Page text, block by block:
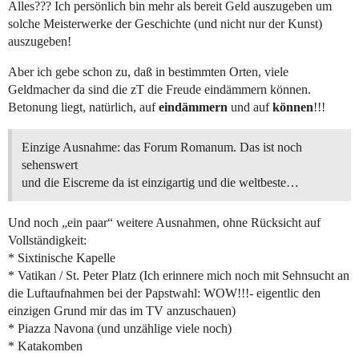
Alles??? Ich persönlich bin mehr als bereit Geld auszugeben um
solche Meisterwerke der Geschichte (und nicht nur der Kunst)
auszugeben!
Aber ich gebe schon zu, daß in bestimmten Orten, viele
Geldmacher da sind die zT die Freude eindämmern können.
Betonung liegt, natürlich, aufeindämmern und aufkönnen!!!
Einzige Ausnahme: das Forum Romanum. Das ist noch
sehenswert
und die Eiscreme da ist einzigartig und die weltbeste…
Und noch „ein paar“ weitere Ausnahmen, ohne Rücksicht auf
Vollständigkeit:
* Sixtinische Kapelle
* Vatikan / St. Peter Platz (Ich erinnere mich noch mit Sehnsucht an
die Luftaufnahmen bei der Papstwahl: WOW!!!- eigentlic den
einzigen Grund mir das im TV anzuschauen)
* Piazza Navona (und unzählige viele noch)
* Katakomben